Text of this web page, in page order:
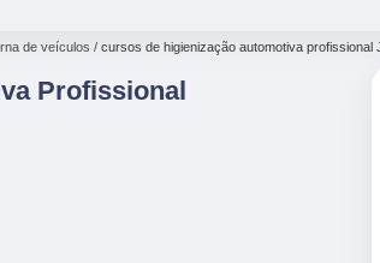
de veículos cursos de higienização automotiva profissional
Profissional